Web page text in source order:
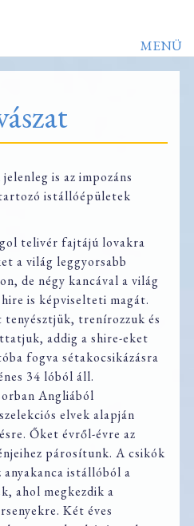
MENÜ
is az impozáns
istállóépületek
telivér fajtájú lovakra
a világ leggyorsabb
de négy kancával a világ
is képviselteti magát.
trenírozzuk és
addig a shire-eket
fogva sétakocsikázásra
34 lóból áll.
Angliából
elvek alapján
Őket évről-évre az
párosítunk. A csikók
anyakanca istállóból a
ahol megkezdik a
Két éves